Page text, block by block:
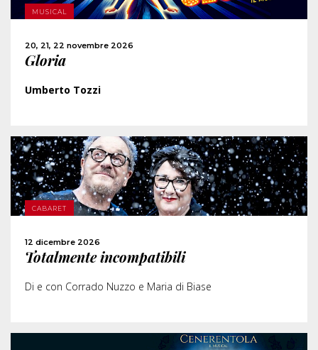
MUSICAL
20, 21, 22 novembre 2026
Gloria
Umberto Tozzi
ACQUISTA
CABARET
12 dicembre 2026
Totalmente incompatibili
Di e con Corrado Nuzzo e Maria di Biase
SCOPRI DI PIÙ
ACQUISTA
CONDIVIDI